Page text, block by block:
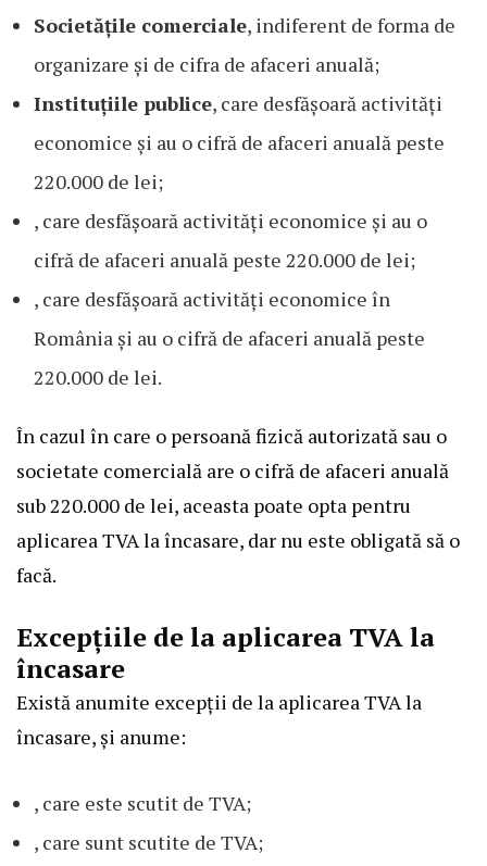
Societățile comerciale, indiferent de forma de
organizare și de cifra de afaceri anuală;
Instituțiile publice, care desfășoară activități
economice și au o cifră de afaceri anuală peste
220.000 de lei;
, care desfășoară activități economice și au o
cifră de afaceri anuală peste 220.000 de lei;
, care desfășoară activități economice în
România și au o cifră de afaceri anuală peste
220.000 de lei.
În cazul în care o persoană fizică autorizată sau o
societate comercială are o cifră de afaceri anuală
sub 220.000 de lei, aceasta poate opta pentru
aplicarea TVA la încasare, dar nu este obligată să o
facă.
Excepțiile de la aplicarea TVA la
încasare
Există anumite excepții de la aplicarea TVA la
încasare, și anume:
, care este scutit de TVA;
, care sunt scutite de TVA;